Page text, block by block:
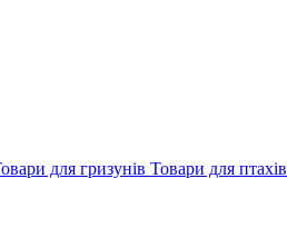
для гризунів Товари для птахів